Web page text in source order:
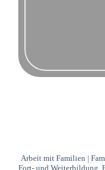
Arbeit mit Familien |
Fort- und Weiterbildung,